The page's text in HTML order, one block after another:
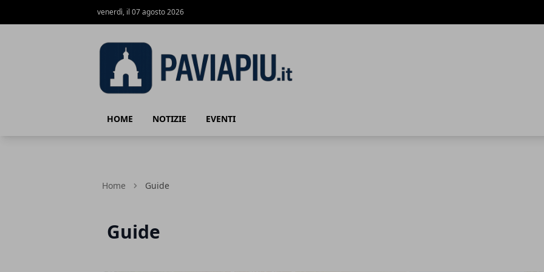
venerdì, il 07 agosto 2026
HOME NOTIZIE EVENTI
Home Guide
Guide